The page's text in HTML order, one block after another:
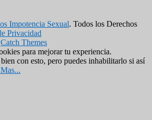
Impotencia Sexual. Todos los Derechos
Privacidad
Catch Themes
para mejorar tu experiencia.
con esto, pero puedes inhabilitarlo si así